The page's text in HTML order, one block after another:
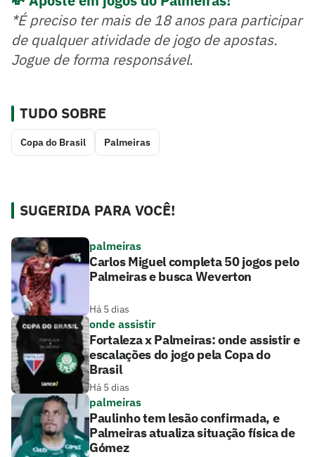
*É preciso ter mais de 18 anos para participar
de qualquer atividade de jogo de apostas.
Jogue de forma responsável.
TUDO SOBRE
Copa do Brasil Palmeiras
SUGERIDA PARA VOCÊ!
palmeiras
Carlos Miguel completa 50 jogos pelo
Palmeiras e busca Weverton
Há 5 dias
onde assistir
Fortaleza x Palmeiras: onde assistir e
escalações do jogo pela Copa do
Brasil
Há 5 dias
palmeiras
Paulinho tem lesão confirmada, e
Palmeiras atualiza situação física de
Gómez